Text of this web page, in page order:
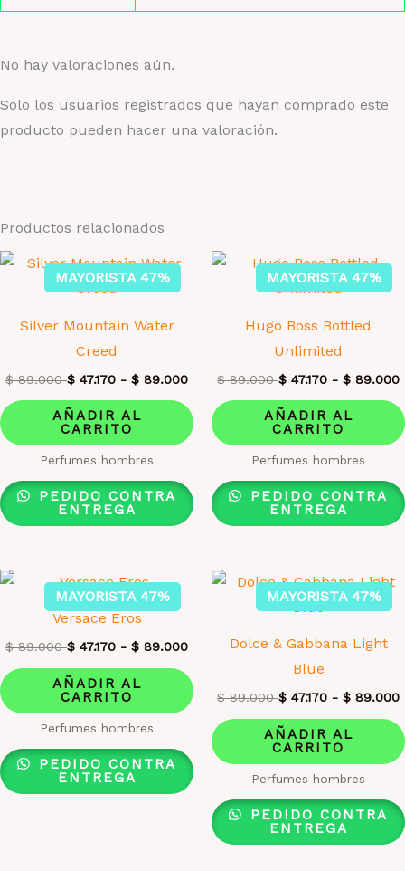
No hay valoraciones aún.
Solo los usuarios registrados que hayan comprado este
producto pueden hacer una valoración.
Productos relacionados
MAYORISTA 47%
Silver Mountain Water
Creed
$89.000 $ 47.170 - $ 89.000
AÑADIR AL
CARRITO
Perfumes hombres
PEDIDO CONTRA
ENTREGA
MAYORISTA 47%
Hugo Boss Bottled
Unlimited
$89.000 $ 47.170 - $ 89.000
AÑADIR AL
CARRITO
Perfumes hombres
PEDIDO CONTRA
ENTREGA
MAYORISTA 47%
Versace Eros
$89.000 $ 47.170 - $ 89.000
AÑADIR AL
CARRITO
Perfumes hombres
PEDIDO CONTRA
ENTREGA
MAYORISTA 47%
Dolce & Gabbana Light
Blue
$89.000 $ 47.170 - $ 89.000
AÑADIR AL
CARRITO
Perfumes hombres
PEDIDO CONTRA
ENTREGA